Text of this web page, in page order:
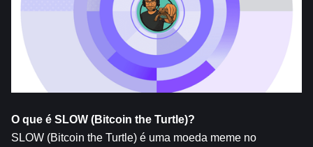
O que é SLOW (Bitcoin the Turtle)?
SLOW (Bitcoin the Turtle) é uma moeda meme no